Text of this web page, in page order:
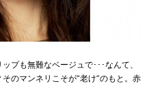
プも無難なベージュで･･･なんて、
のマンネリこそが“老け”のもと。赤